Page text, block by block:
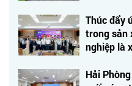
Thúc đẩy
trong sản
nghiệp là
Hải